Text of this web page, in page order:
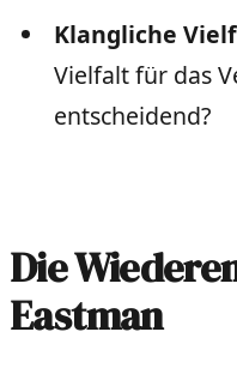
Klangliche
Vielfalt für das
entscheidend?
Die
Eastman